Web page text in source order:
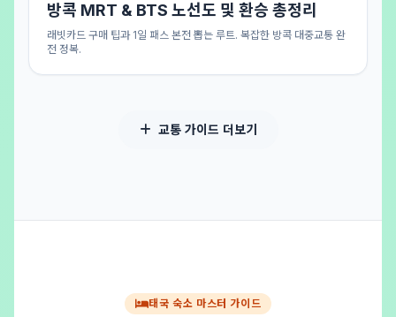
방콕 MRT & BTS 노선도 및 환승 총정리
래빗카드 구매 팁과 1일 패스 본전 뽑는 루트. 복잡한 방콕 대중교통 완
전 정복.
교통 가이드 더보기
태국 숙소 마스터 가이드